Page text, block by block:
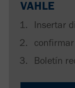
VAHLE
Insertar
Boletín